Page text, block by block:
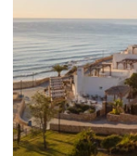
gratuita a tu
[i]La distribución
Los planos y las
aproximada, pero
ilustrativos.[/i]